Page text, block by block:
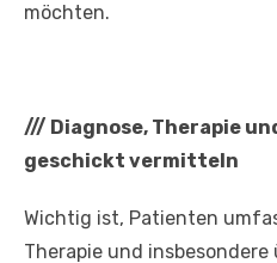
möchten.
/// Diagnose, Therapie
geschickt vermitteln
Wichtig ist, Patienten
Therapie und insbesondere